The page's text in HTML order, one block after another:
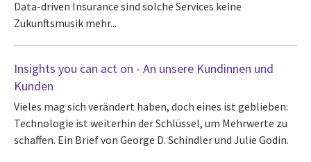
Data-driven Insurance sind solche Services keine
Zukunftsmusik mehr...
Insights you can act on - An unsere Kundinnen und
Kunden
Vieles mag sich verändert haben, doch eines ist geblieben:
Technologie ist weiterhin der Schlüssel, um Mehrwerte zu
schaffen. Ein Brief von George D. Schindler und Julie Godin.